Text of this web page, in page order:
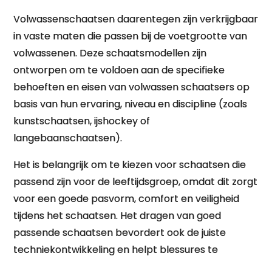
Volwassenschaatsen daarentegen zijn verkrijgbaar
in vaste maten die passen bij de voetgrootte van
volwassenen. Deze schaatsmodellen zijn
ontworpen om te voldoen aan de specifieke
behoeften en eisen van volwassen schaatsers op
basis van hun ervaring, niveau en discipline (zoals
kunstschaatsen, ijshockey of
langebaanschaatsen).
Het is belangrijk om te kiezen voor schaatsen die
passend zijn voor de leeftijdsgroep, omdat dit zorgt
voor een goede pasvorm, comfort en veiligheid
tijdens het schaatsen. Het dragen van goed
passende schaatsen bevordert ook de juiste
techniekontwikkeling en helpt blessures te